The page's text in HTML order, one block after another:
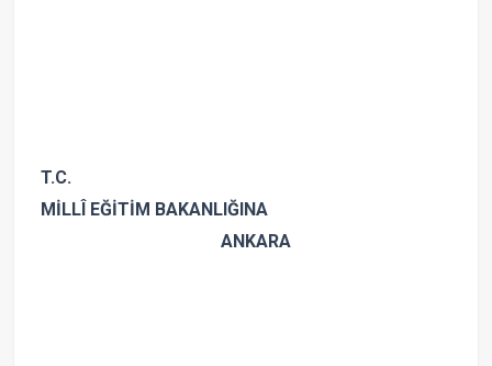
T.C.
MİLLÎ EĞİTİM BAKANLIĞINA
ANKARA